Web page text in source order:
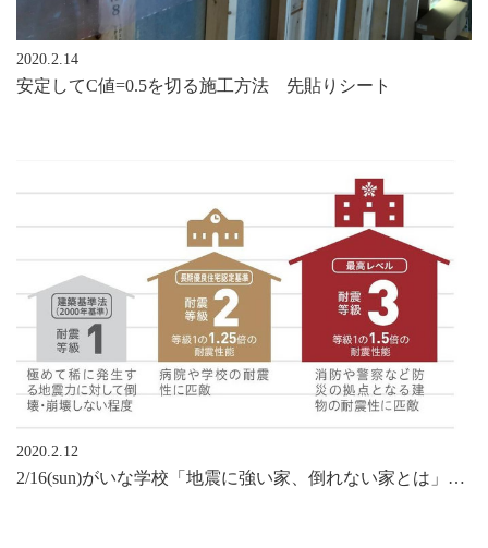
2020.2.14
安定してC値=0.5を切る施工方法 先貼りシート
2020.2.12
2/16(sun)がいな学校「地震に強い家、倒れない家とは」～耐震の基礎がわかる勉強会